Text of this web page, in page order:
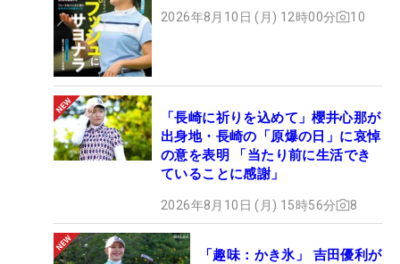
2026年8月10日 (月) 12時00分 10
「長崎に祈りを込めて」櫻井心那が
出身地・長崎の「原爆の日」に哀悼
の意を表明 「当たり前に生活でき
ていることに感謝」
2026年8月10日 (月) 15時56分 8
「趣味：かき氷」 吉田優利が